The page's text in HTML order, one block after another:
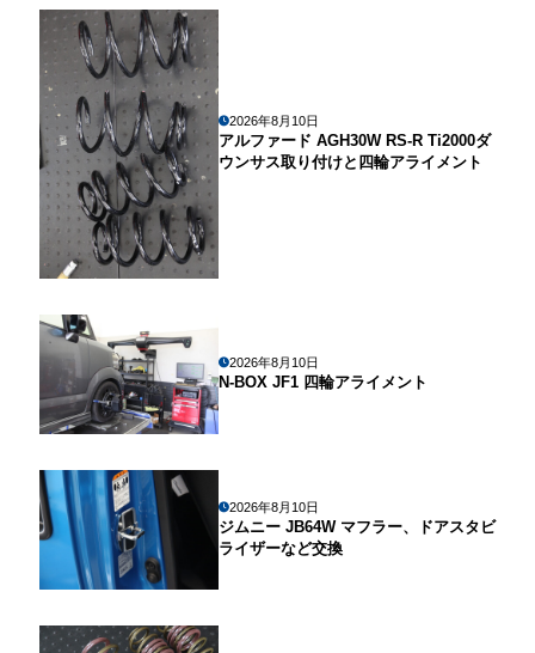
2026年8月10日
アルファード AGH30W RS-R Ti2000ダ
ウンサス取り付けと四輪アライメント
2026年8月10日
N-BOX JF1 四輪アライメント
2026年8月10日
ジムニー JB64W マフラー、ドアスタビ
ライザーなど交換